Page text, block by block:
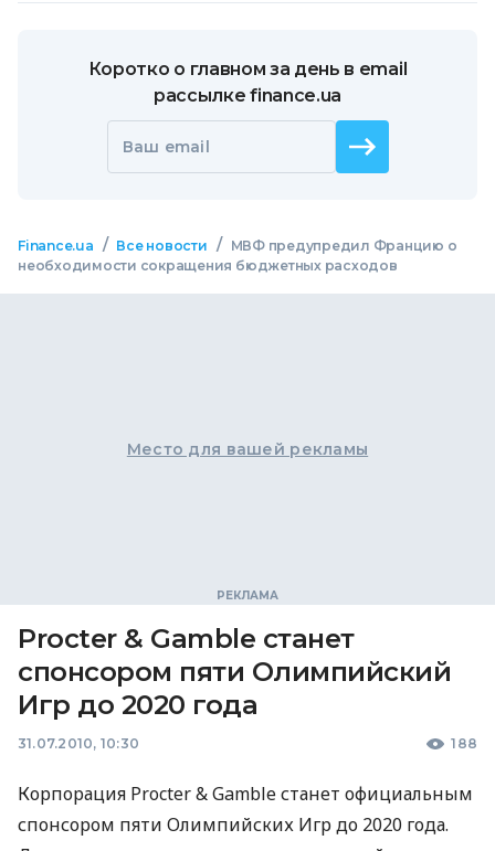
Коротко о главном за день в email
рассылке finance.ua
Ваш email
Finance.ua / Все новости /
МВФ предупредил Францию о
необходимости сокращения бюджетных расходов
Место для вашей рекламы
Procter & Gamble станет
спонсором пяти Олимпийский
Игр до 2020 года
31.07.2010, 10:30 188
Корпорация Procter & Gamble станет официальным
спонсором пяти Олимпийских Игр до 2020 года.